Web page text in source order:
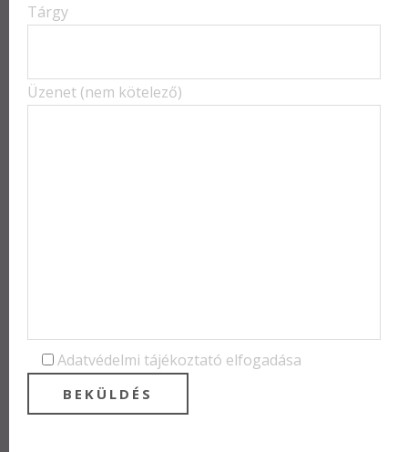
Tárgy
Üzenet (nem kötelező)
Adatvédelmi tájékoztató elfogadása